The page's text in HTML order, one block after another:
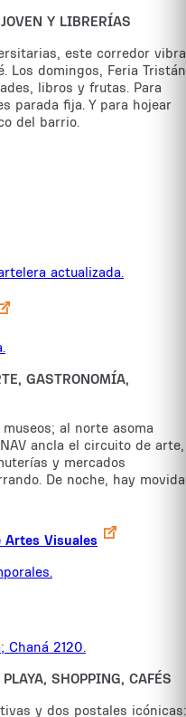
Y LIBRERÍAS
este corredor vibra
Los domingos, Feria Tristán
libros y frutas. Para
parada fija. Y para hojear
del barrio.
actualizada.
GASTRONOMÍA,
al norte asoma
ancla el circuito de arte,
y mercados
De noche, hay movida
Artes Visuales
Chaná 2120.
SHOPPING, CAFÉS
y dos postales icónicas: